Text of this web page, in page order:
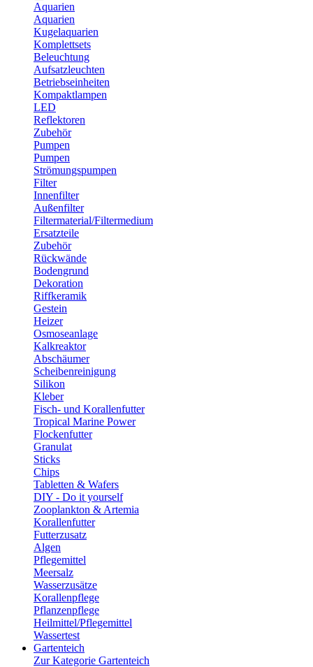
Aquarien
Aquarien
Kugelaquarien
Komplettsets
Beleuchtung
Aufsatzleuchten
Betriebseinheiten
Kompaktlampen
LED
Reflektoren
Zubehör
Pumpen
Pumpen
Strömungspumpen
Filter
Innenfilter
Außenfilter
Filtermaterial/Filtermedium
Ersatzteile
Zubehör
Rückwände
Bodengrund
Dekoration
Riffkeramik
Gestein
Heizer
Osmoseanlage
Kalkreaktor
Abschäumer
Scheibenreinigung
Silikon
Kleber
Fisch- und Korallenfutter
Tropical Marine Power
Flockenfutter
Granulat
Sticks
Chips
Tabletten & Wafers
DIY - Do it yourself
Zooplankton & Artemia
Korallenfutter
Futterzusatz
Algen
Pflegemittel
Meersalz
Wasserzusätze
Korallenpflege
Pflanzenpflege
Heilmittel/Pflegemittel
Wassertest
Gartenteich
Zur Kategorie Gartenteich